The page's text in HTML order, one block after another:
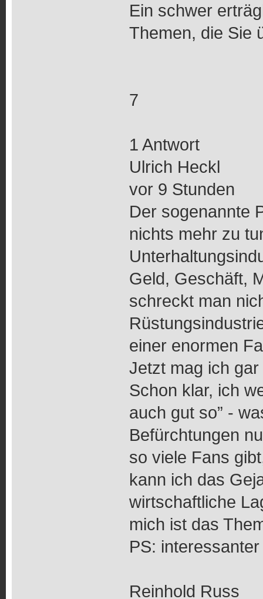
Ein schwer
Themen, die Sie
7
1 Antwort
Ulrich Heckl
vor 9 Stunden
Der sogenannte
nichts mehr zu
Geld, Geschäft,
schreckt man
einer enormen
Jetzt mag ich
Schon klar, ich
auch gut so” -
Befürchtungen
so viele Fans
kann ich das
wirtschaftliche
mich ist das
PS:
Reinhold Russ